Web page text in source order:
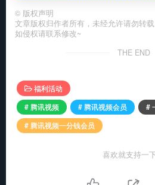
© 版权声明
文章版权归作者所有，未经允许请勿转
如侵权请联系修改~
THE END
福利活动
# 腾讯视频
# 腾讯视频会员 #
# 腾讯视频一分钱会员
喜欢就支持一